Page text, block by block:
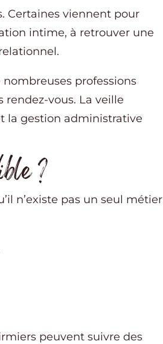
Certaines viennent pour
intime, à retrouver une
professions
vous. La veille
la gestion administrative
?
n’existe pas un seul métier
peuvent suivre des